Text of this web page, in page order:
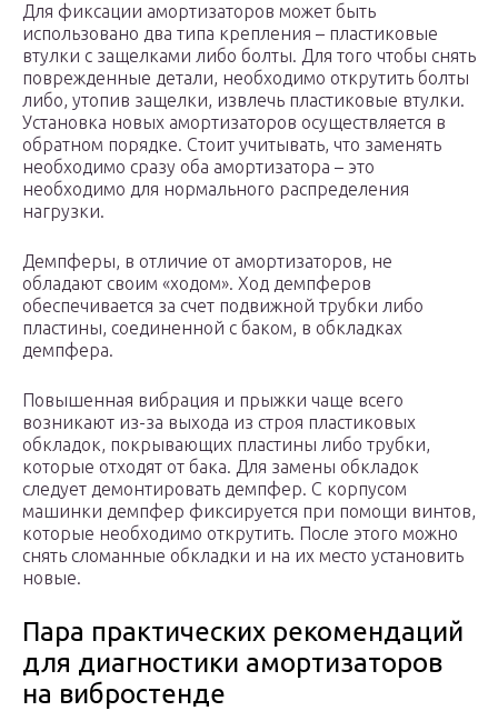
Для фиксации амортизаторов может быть
использовано два типа крепления – пластиковые
втулки с защелками либо болты. Для того чтобы снять
поврежденные детали, необходимо открутить болты
либо, утопив защелки, извлечь пластиковые втулки.
Установка новых амортизаторов осуществляется в
обратном порядке. Стоит учитывать, что заменять
необходимо сразу оба амортизатора – это
необходимо для нормального распределения
нагрузки.
Демпферы, в отличие от амортизаторов, не
обладают своим «ходом». Ход демпферов
обеспечивается за счет подвижной трубки либо
пластины, соединенной с баком, в обкладках
демпфера.
Повышенная вибрация и прыжки чаще всего
возникают из-за выхода из строя пластиковых
обкладок, покрывающих пластины либо трубки,
которые отходят от бака. Для замены обкладок
следует демонтировать демпфер. С корпусом
машинки демпфер фиксируется при помощи винтов,
которые необходимо открутить. После этого можно
снять сломанные обкладки и на их место установить
новые.
Пара практических рекомендаций
для диагностики амортизаторов
на вибростенде